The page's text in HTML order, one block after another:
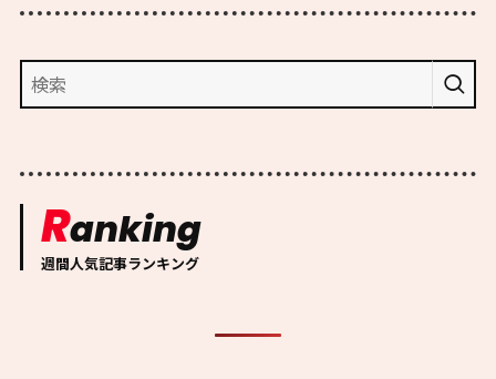
Ranking
週間人気記事ランキング